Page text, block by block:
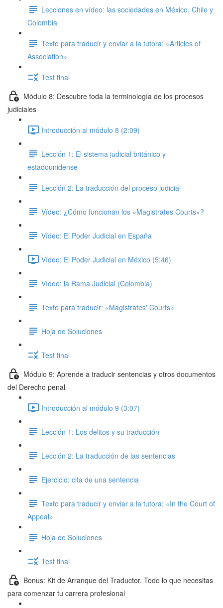
Lecciones en vídeo: las sociedades en México, Chile y
Colombia
Texto para traducir y enviar a la tutora: «Articles of
Association»
Test final
Módulo 8: Descubre toda la terminología de los procesos
judiciales
Introducción al módulo 8 (2:09)
Lección 1: El sistema judicial británico y
estadounidense
Lección 2: La traducción del proceso judicial
Vídeo: ¿Cómo funcionan los «Magistrates Courts»?
Vídeo: El Poder Judicial en España
Vídeo: El Poder Judicial en México (5:46)
Vídeo: la Rama Judicial (Colombia)
Texto para traducir: «Magistrates' Courts»
Hoja de Soluciones
Test final
Módulo 9: Aprende a traducir sentencias y otros documentos
del Derecho penal
Introducción al módulo 9 (3:07)
Lección 1: Los delitos y su traducción
Lección 2: La traducción de las sentencias
Ejercicio: cita de una sentencia
Texto para traducir y enviar a la tutora: «In the Court of
Appeal»
Hoja de Soluciones
Test final
Bonus: Kit de Arranque del Traductor. Todo lo que necesitas
para comenzar tu carrera profesional